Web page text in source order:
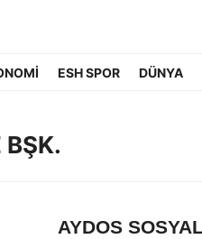
ESH SPOR DÜNYA
BŞK.
AYDOS